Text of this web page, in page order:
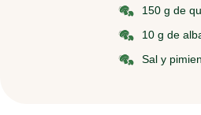
150 g de
10 g de
Sal y